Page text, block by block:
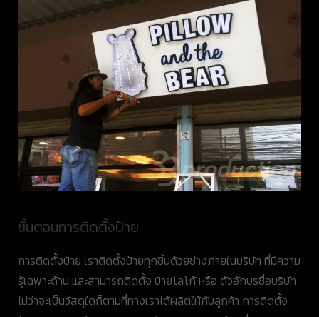
ขั้นตอนการติดตั้งป้าย
การติดตั้งป้าย เราติดตั้งป้ายทุกชิ้นด้วยช่างภายในบริษัท ที่มีความ
รู้เฉพาะด้าน และสามารถติดตั้ง ป้ายโลโก้ หรือ ตัวอักษรชื่อบริษัท
ไม่ว่าจะเป็นวัสดุใดก็ตามที่ทางเราได้ผลิตให้กับลูกค้า การติดตั้ง